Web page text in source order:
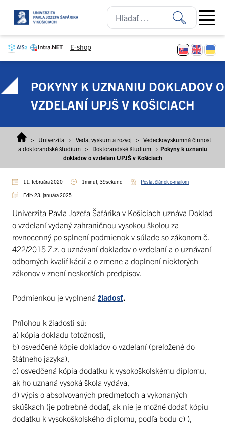
E-shop
Open
POKYNY K UZNANIU DOKLADOV O
VZDELANÍ UPJŠ V KOŠICIACH
> Univerzita > Veda, výskum a rozvoj > Vedeckovýskumná činnosť
a doktorandské štúdium
> Doktorandské štúdium > Pokyny k uznaniu
dokladov o vzdelaní UPJŠ v Košiciach
11. februára 2020 1minút, 39sekúnd Poslať článok e-mailom
Edit: 23. januára 2025
Univerzita Pavla Jozefa Šafárika v Košiciach uznáva Doklad
o vzdelaní vydaný zahraničnou vysokou školou za
rovnocenný po splnení podmienok v súlade so zákonom č.
422/2015 Z.z. o uznávaní dokladov o vzdelaní a o uznávaní
odborných kvalifikácií a o zmene a doplnení niektorých
zákonov v znení neskorších predpisov.
Podmienkou je vyplnená žiadosť.
Prílohou k žiadosti sú:
a) kópia dokladu totožnosti,
b) osvedčené kópie dokladov o vzdelaní (preložené do
štátneho jazyka),
c) osvedčená kópia dodatku k vysokoškolskému diplomu,
ak ho uznaná vysoká škola vydáva,
d) výpis o absolvovaných predmetoch a vykonaných
skúškach (je potrebné dodať, ak nie je možné dodať kópiu
dodatku k vysokoškolského diplomu, podľa bodu c) ),